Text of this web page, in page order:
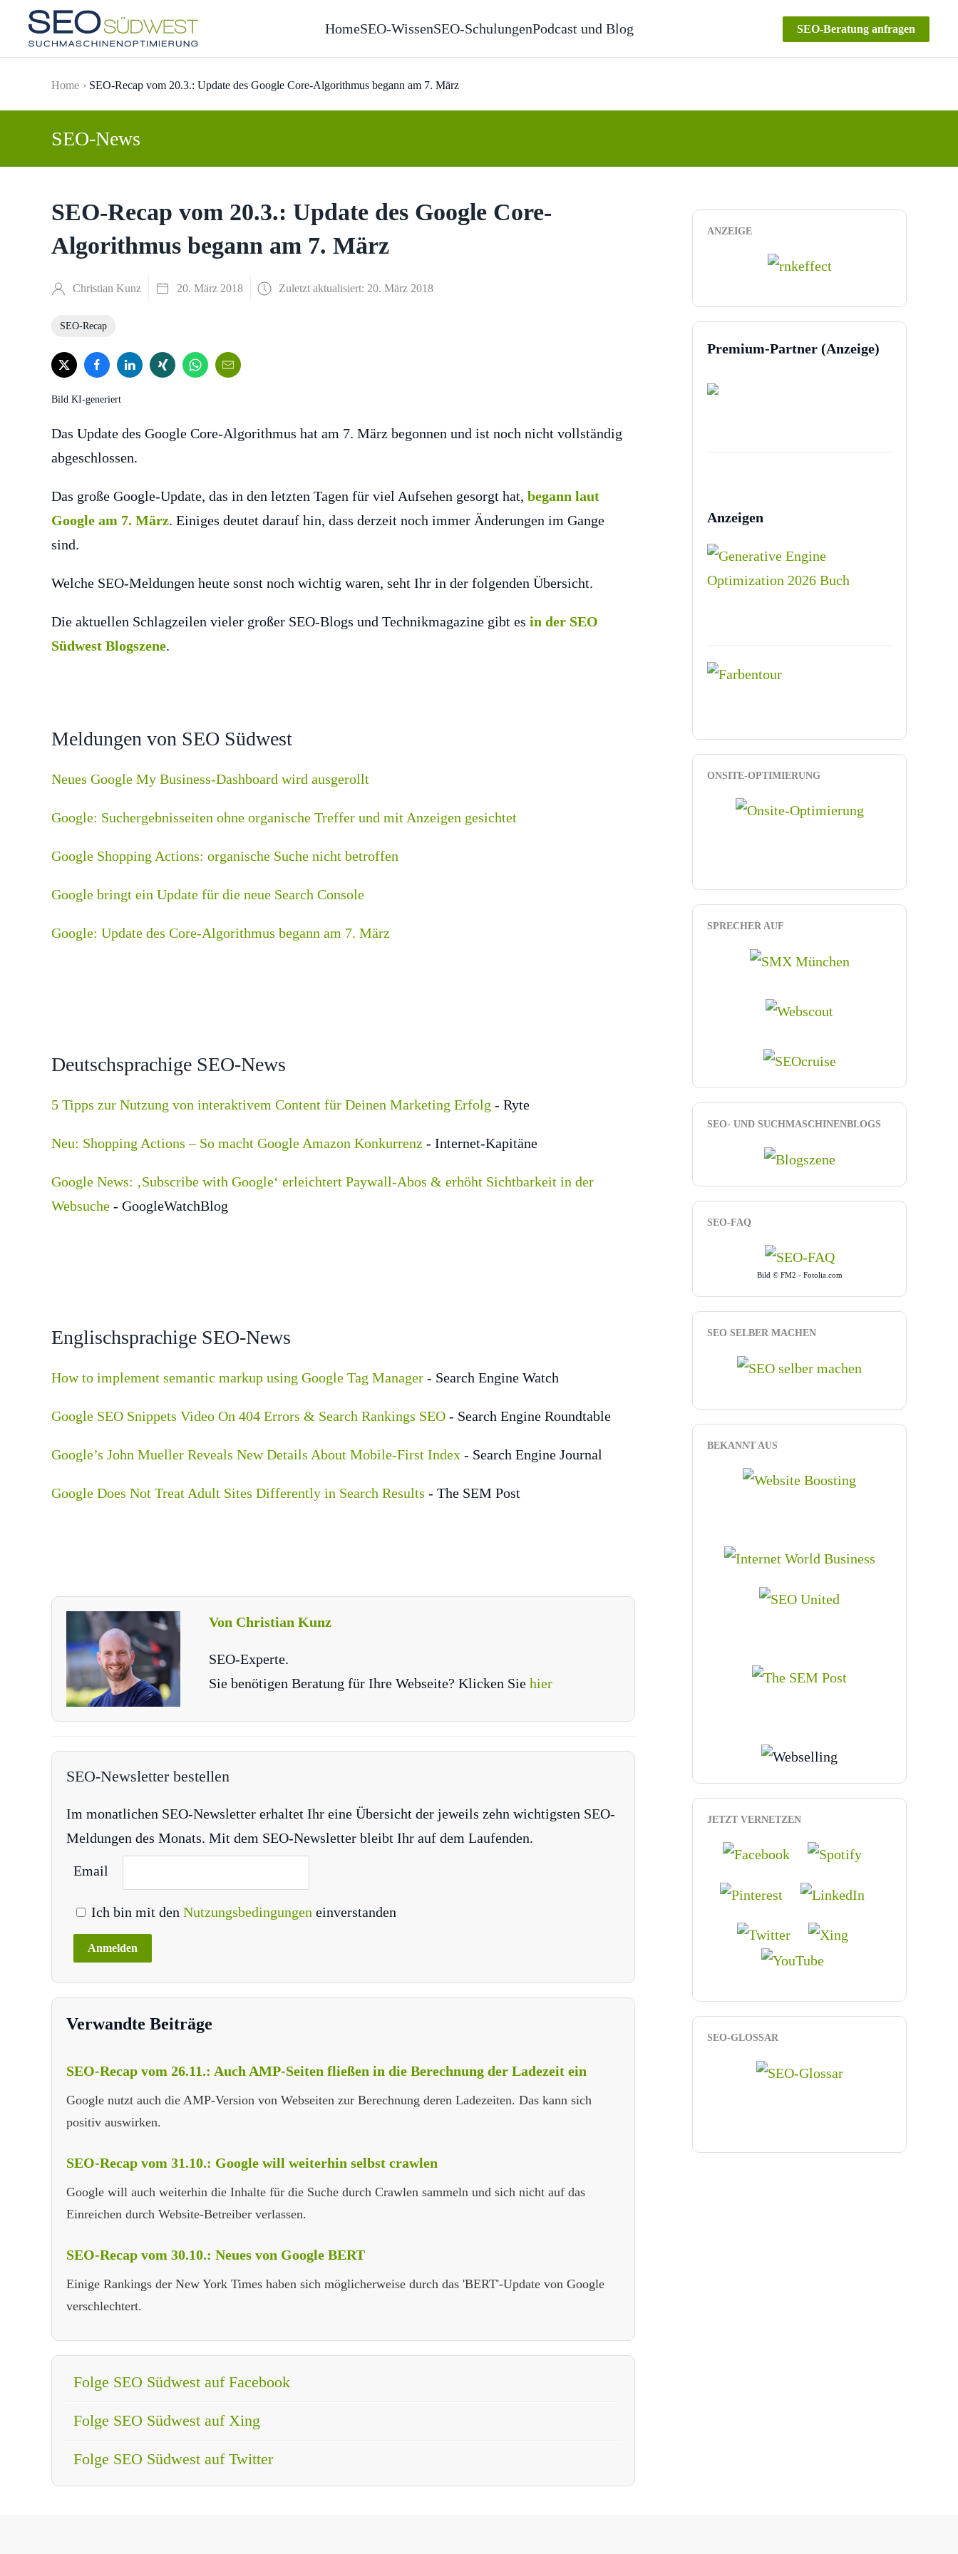
Skip to main content
HomeSEO-WissenSEO-SchulungenPodcast und Blog SEO-Beratung anfragen
Home SEO-Recap vom 20.3.: Update des Google Core-Algorithmus begann am 7. März
SEO-News
SEO-Recap vom 20.3.: Update des Google Core-
Algorithmus begann am 7. März
Christian Kunz 20. März 2018 Zuletzt aktualisiert: 20. März 2018
SEO-Recap
Bild KI-generiert
Das Update des Google Core-Algorithmus hat am 7. März begonnen und ist noch nicht vollständig
abgeschlossen.
Das große Google-Update, das in den letzten Tagen für viel Aufsehen gesorgt hat, begann laut
Google am 7. März. Einiges deutet darauf hin, dass derzeit noch immer Änderungen im Gange
sind.
Welche SEO-Meldungen heute sonst noch wichtig waren, seht Ihr in der folgenden Übersicht.
Die aktuellen Schlagzeilen vieler großer SEO-Blogs und Technikmagazine gibt es in der SEO
Südwest Blogszene.
Meldungen von SEO Südwest
Neues Google My Business-Dashboard wird ausgerollt
Google: Suchergebnisseiten ohne organische Treffer und mit Anzeigen gesichtet
Google Shopping Actions: organische Suche nicht betroffen
Google bringt ein Update für die neue Search Console
Google: Update des Core-Algorithmus begann am 7. März
Deutschsprachige SEO-News
5 Tipps zur Nutzung von interaktivem Content für Deinen Marketing Erfolg - Ryte
Neu: Shopping Actions – So macht Google Amazon Konkurrenz - Internet-Kapitäne
Google News: ‚Subscribe with Google‘ erleichtert Paywall-Abos & erhöht Sichtbarkeit in der
Websuche - GoogleWatchBlog
Englischsprachige SEO-News
How to implement semantic markup using Google Tag Manager - Search Engine Watch
Google SEO Snippets Video On 404 Errors & Search Rankings SEO - Search Engine Roundtable
Google’s John Mueller Reveals New Details About Mobile-First Index - Search Engine Journal
Google Does Not Treat Adult Sites Differently in Search Results - The SEM Post
Von Christian Kunz
SEO-Experte.
Sie benötigen Beratung für Ihre Webseite? Klicken Sie hier
SEO-Newsletter bestellen
Im monatlichen SEO-Newsletter erhaltet Ihr eine Übersicht der jeweils zehn wichtigsten SEO-
Meldungen des Monats. Mit dem SEO-Newsletter bleibt Ihr auf dem Laufenden.
Email
Ich bin mit den Nutzungsbedingungen einverstanden
Verwandte Beiträge
SEO-Recap vom 26.11.: Auch AMP-Seiten fließen in die Berechnung der Ladezeit ein
Google nutzt auch die AMP-Version von Webseiten zur Berechnung deren Ladezeiten. Das kann sich
positiv auswirken.
SEO-Recap vom 31.10.: Google will weiterhin selbst crawlen
Google will auch weiterhin die Inhalte für die Suche durch Crawlen sammeln und sich nicht auf das
Einreichen durch Website-Betreiber verlassen.
SEO-Recap vom 30.10.: Neues von Google BERT
Einige Rankings der New York Times haben sich möglicherweise durch das 'BERT'-Update von Google
verschlechtert.
Folge SEO Südwest auf Facebook
Folge SEO Südwest auf Xing
Folge SEO Südwest auf Twitter
ANZEIGE
Premium-Partner (Anzeige)
Anzeigen
ONSITE-OPTIMIERUNG
SPRECHER AUF
SEO- UND SUCHMASCHINENBLOGS
SEO-FAQ
Bild © FM2 - Fotolia.com
SEO SELBER MACHEN
BEKANNT AUS
JETZT VERNETZEN
SEO-GLOSSAR